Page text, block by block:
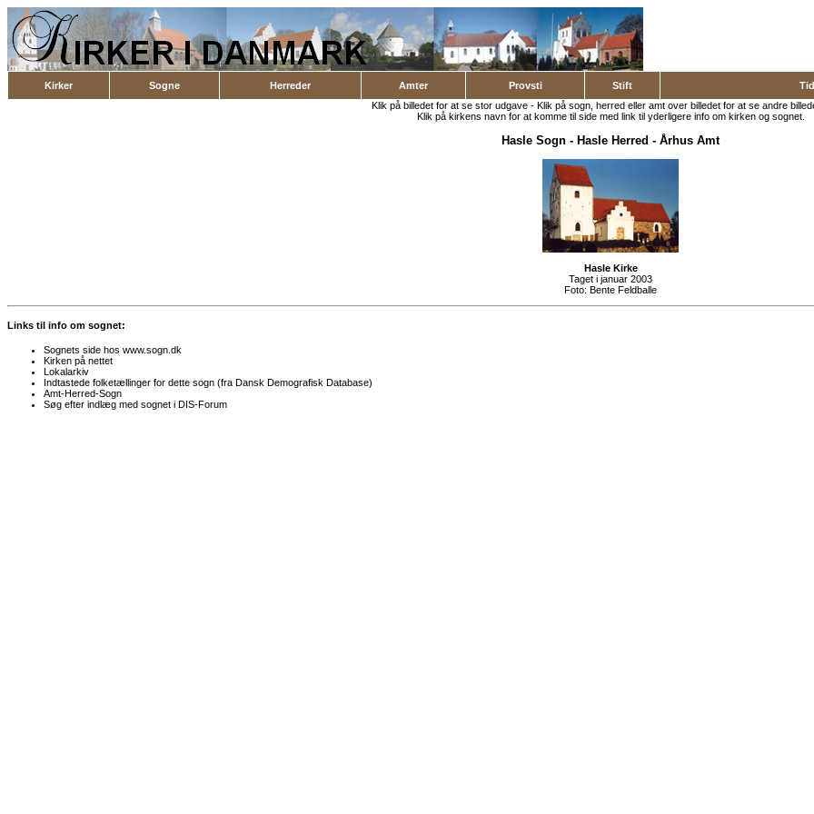
Kirker Sogne Herreder Amter Provsti Stift
Klik på billedet for at se stor udgave - Klik på sogn, herred eller amt over billedet for at se andre
Klik på kirkens navn for at komme til side med link til yderligere info om kirken og sognet.
Hasle Sogn - Hasle Herred - Århus Amt
Hasle Kirke
Taget i januar 2003
Foto: Bente Feldballe
Links til info om sognet:
Sognets side hos www.sogn.dk
Kirken på nettet
Lokalarkiv
Indtastede folketællinger for dette sogn (fra Dansk Demografisk Database)
Amt-Herred-Sogn
Søg efter indlæg med sognet i DIS-Forum